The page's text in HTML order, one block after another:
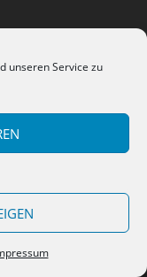
unseren Service zu